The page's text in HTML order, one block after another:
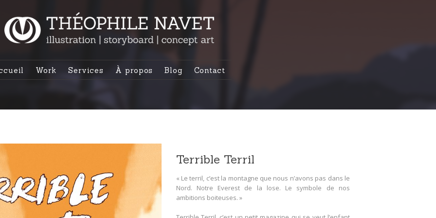
Work Services À propos Blog Contact
Terrible Terril
« Le terril, c’est la montagne que nous n’avons pas dans le
Nord. Notre Everest de la lose. Le symbole de nos
ambitions boiteuses. »